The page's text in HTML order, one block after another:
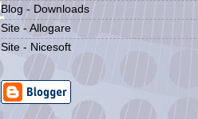
Blog - Downloads
Site - Allogare
Site - Nicesoft